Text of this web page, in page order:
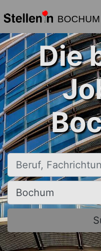
BOCHUM
Die
Beruf, Fachrichtung, Firma
Ort, Stadt